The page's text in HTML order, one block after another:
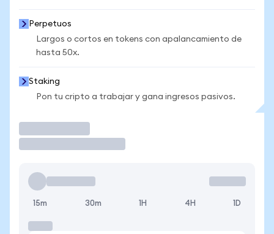
Perpetuos
Largos o cortos en tokens con apalancamiento de
hasta 50x.
Staking
Pon tu cripto a trabajar y gana ingresos pasivos.
15m 30m 1H 4H 1D